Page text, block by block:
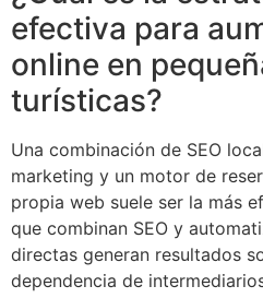
efectiva para
online en
turísticas?
Una combinación de SEO
marketing y un motor de
propia web suele ser la más
que combinan SEO y
directas generan resultados
dependencia de